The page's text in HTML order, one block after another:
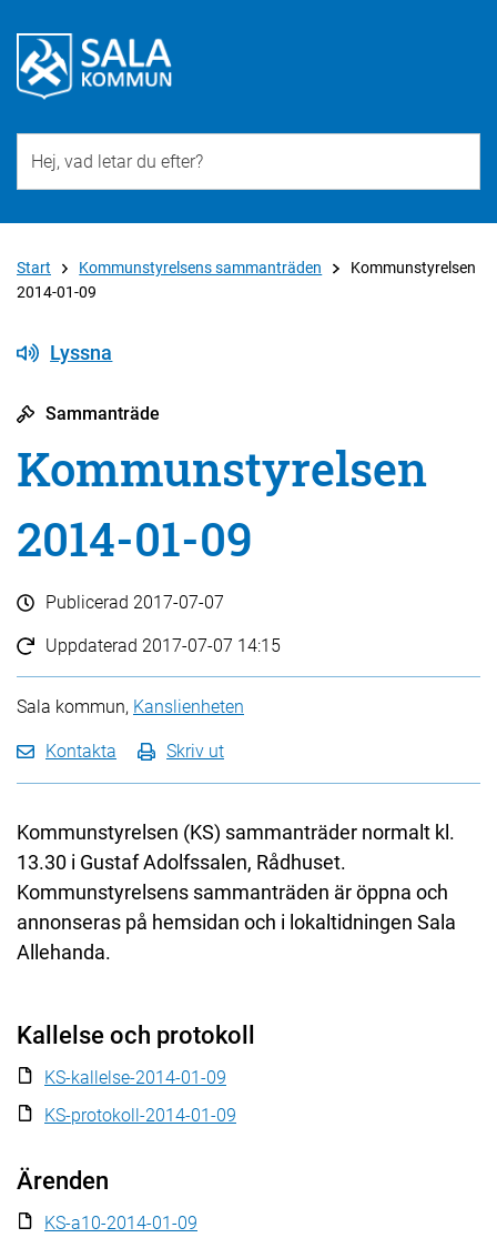
Start Kommunstyrelsens sammanträden
Kommunstyrelsen
2014-01-09
Lyssna
Sammanträde
Kommunstyrelsen
2014-01-09
Publicerad 2017-07-07
Uppdaterad 2017-07-07 14:15
Sala kommun, Kanslienheten
Kontakta Skriv ut
Kommunstyrelsen (KS) sammanträder normalt kl.
13.30 i Gustaf Adolfssalen, Rådhuset.
Kommunstyrelsens sammanträden är öppna och
annonseras på hemsidan och i lokaltidningen Sala
Allehanda.
Kallelse och protokoll
KS-kallelse-2014-01-09
KS-protokoll-2014-01-09
Ärenden
KS-a10-2014-01-09